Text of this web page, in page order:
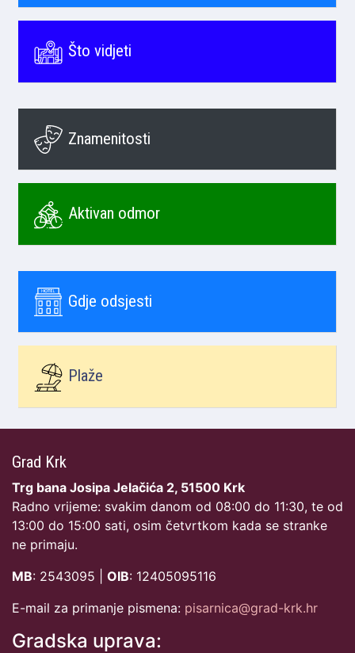
Što vidjeti
Znamenitosti
Aktivan odmor
Gdje odsjesti
Plaže
Grad Krk
Trg bana Josipa Jelačića 2, 51500 Krk
Radno vrijeme: svakim danom od 08:00 do 11:30, te od
13:00 do 15:00 sati, osim četvrtkom kada se stranke
ne primaju.
MB: 2543095 | OIB: 12405095116
E-mail za primanje pismena: pisarnica@grad-krk.hr
Gradska uprava: